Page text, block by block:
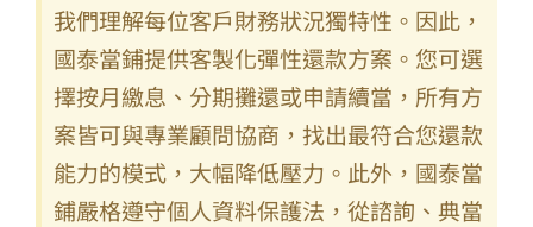
我們理解每位客戶財務狀況獨特性。因此，
國泰當鋪提供客製化彈性還款方案。您可選
擇按月繳息、分期攤還或申請續當，所有方
案皆可與專業顧問協商，找出最符合您還款
能力的模式，大幅降低壓力。此外，國泰當
鋪嚴格遵守個人資料保護法，從諮詢、典當